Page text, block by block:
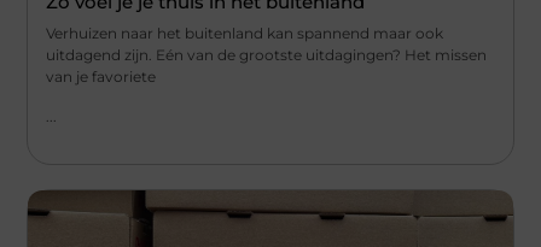
Verhuizen naar het buitenland kan spannend maar ook
uitdagend zijn. Eén van de grootste uitdagingen? Het missen
van je favoriete